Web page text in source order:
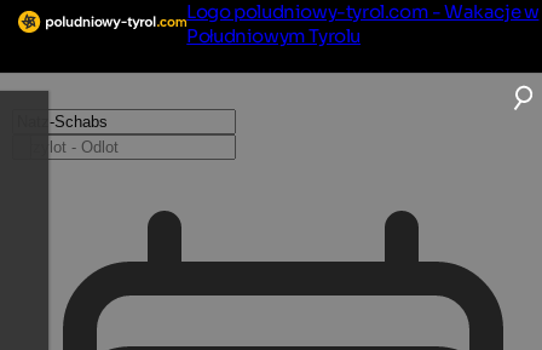
Logo poludniowy-tyrol.com - Wakacje w
Południowym Tyrolu